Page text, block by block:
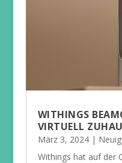
WITHINGS
VIRTUELL
März 3, 2024|
Withings hat auf der